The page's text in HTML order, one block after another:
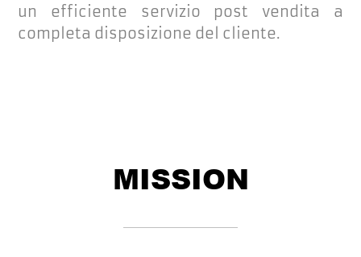
un efficiente servizio post vendita a
completa disposizione del cliente.
MISSION